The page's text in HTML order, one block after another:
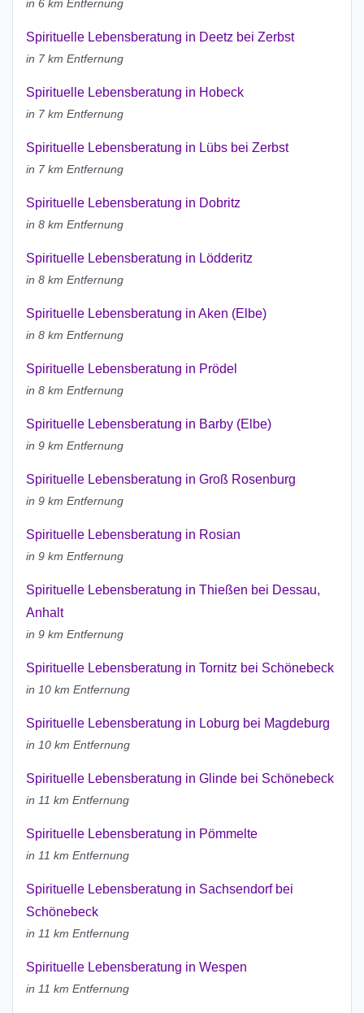
in 6 km Entfernung
Spirituelle Lebensberatung in Deetz bei Zerbst
in 7 km Entfernung
Spirituelle Lebensberatung in Hobeck
in 7 km Entfernung
Spirituelle Lebensberatung in Lübs bei Zerbst
in 7 km Entfernung
Spirituelle Lebensberatung in Dobritz
in 8 km Entfernung
Spirituelle Lebensberatung in Lödderitz
in 8 km Entfernung
Spirituelle Lebensberatung in Aken (Elbe)
in 8 km Entfernung
Spirituelle Lebensberatung in Prödel
in 8 km Entfernung
Spirituelle Lebensberatung in Barby (Elbe)
in 9 km Entfernung
Spirituelle Lebensberatung in Groß Rosenburg
in 9 km Entfernung
Spirituelle Lebensberatung in Rosian
in 9 km Entfernung
Spirituelle Lebensberatung in Thießen bei Dessau,
Anhalt
in 9 km Entfernung
Spirituelle Lebensberatung in Tornitz bei Schönebeck
in 10 km Entfernung
Spirituelle Lebensberatung in Loburg bei Magdeburg
in 10 km Entfernung
Spirituelle Lebensberatung in Glinde bei Schönebeck
in 11 km Entfernung
Spirituelle Lebensberatung in Pömmelte
in 11 km Entfernung
Spirituelle Lebensberatung in Sachsendorf bei
Schönebeck
in 11 km Entfernung
Spirituelle Lebensberatung in Wespen
in 11 km Entfernung